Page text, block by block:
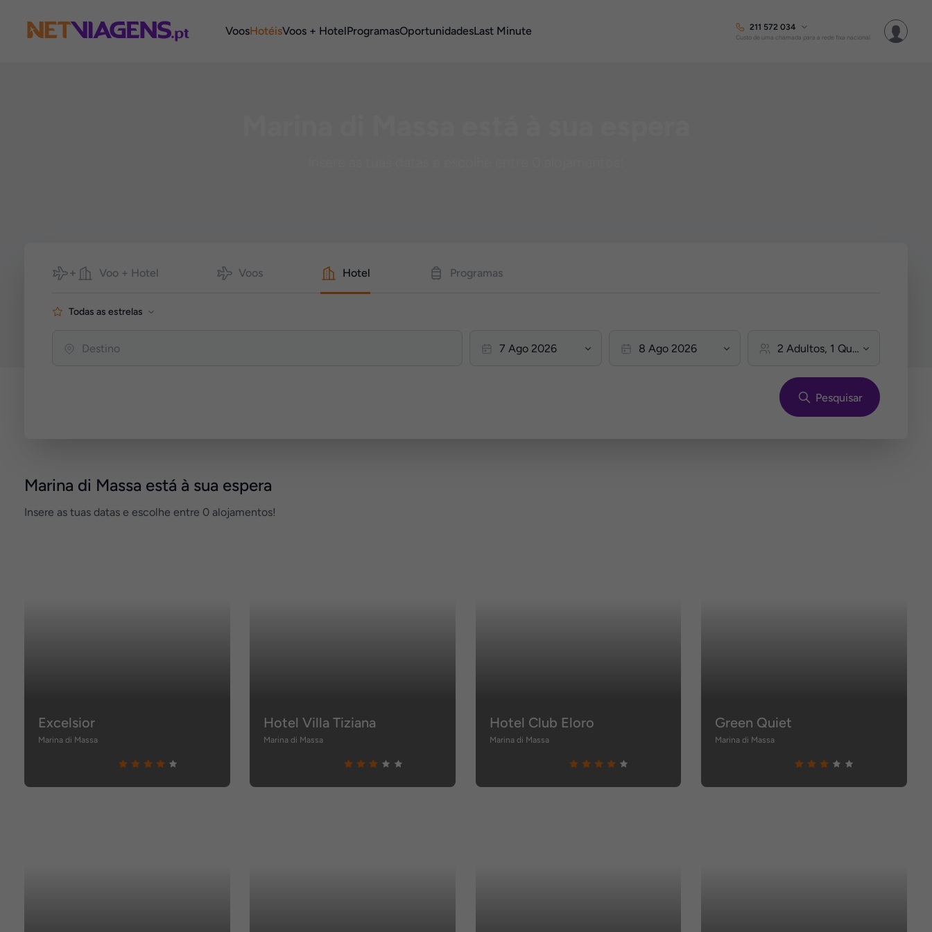
VoosHotéisVoos + HotelProgramasOportunidadesLast Minute 211 572 034
Custo de uma chamada para a rede fixa nacional
PesquisarVoo + Hotel Voos Hotel Programas
Todas as estrelas
Pesquisar
Marina di Massa está à sua espera
Insere as tuas datas e escolhe entre 0 alojamentos!
Excelsior
Marina di Massa
Hotel Villa Tiziana
Marina di Massa
Hotel Club Eloro
Marina di Massa
Green Quiet
Marina di Massa